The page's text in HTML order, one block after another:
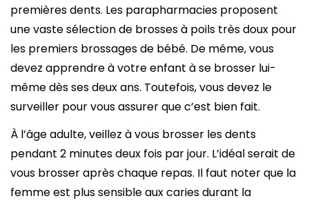
premières dents. Les parapharmacies proposent
une vaste sélection de brosses à poils très doux pour
les premiers brossages de bébé. De même, vous
devez apprendre à votre enfant à se brosser lui-
même dès ses deux ans. Toutefois, vous devez le
surveiller pour vous assurer que c’est bien fait.
À l’âge adulte, veillez à vous brosser les dents
pendant 2 minutes deux fois par jour. L’idéal serait de
vous brosser après chaque repas. Il faut noter que la
femme est plus sensible aux caries durant la